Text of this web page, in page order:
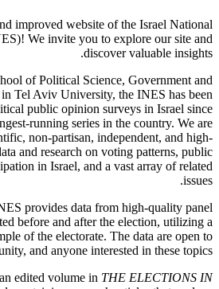
improved website of the Israel National
We invite you to explore our site and
discover valuable insights.
of Political Science, Government and
Tel Aviv University, the INES has been
public opinion surveys in Israel since
running series in the country. We are
non-partisan, independent, and high-
and research on voting patterns, public
in Israel, and a vast array of related
issues.
provides data from high-quality panel
before and after the election, utilizing a
of the electorate. The data are open to
and anyone interested in these topics.
edited volume in THE ELECTIONS IN